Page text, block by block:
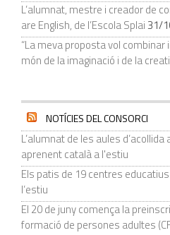
L’alumnat, mestre i creador de
are English, de l’Escola Splai 31/
“La meva proposta vol
món de la imaginació i de la
NOTÍCIES DEL CONSORCI
L’alumnat de les aules
aprenent català a l'estiu
Els patis de 19 centres
l’estiu
El 20 de juny comença la
formació de persones adultes